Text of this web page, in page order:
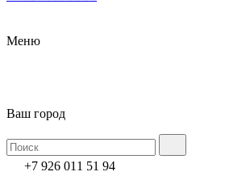
Меню
Ваш город
+7 926 011 51 94